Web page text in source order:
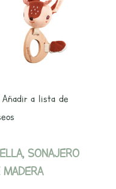
Añadir a lista de
SONAJERO
MADERA